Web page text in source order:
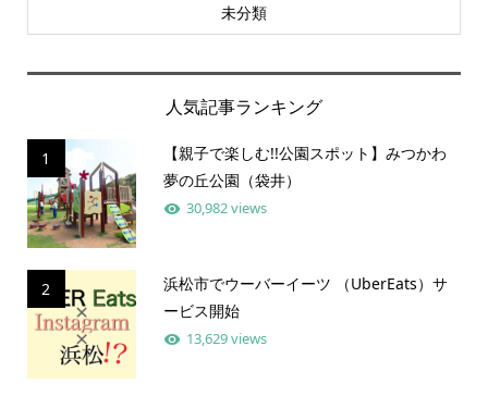
未分類
人気記事ランキング
1
【親子で楽しむ!!公園スポット】みつかわ
夢の丘公園（袋井）
30,982 views
2
浜松市でウーバーイーツ （UberEats）サ
ービス開始
13,629 views